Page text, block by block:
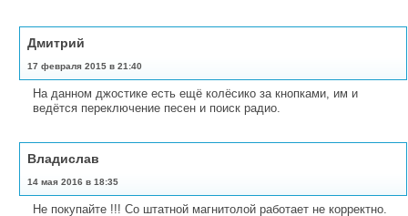
Дмитрий
17 февраля 2015 в 21:40
На данном джостике есть ещё колёсико за кнопками, им и
ведётся переключение песен и поиск радио.
Владислав
14 мая 2016 в 18:35
Не покупайте !!! Со штатной магнитолой работает не корректно.